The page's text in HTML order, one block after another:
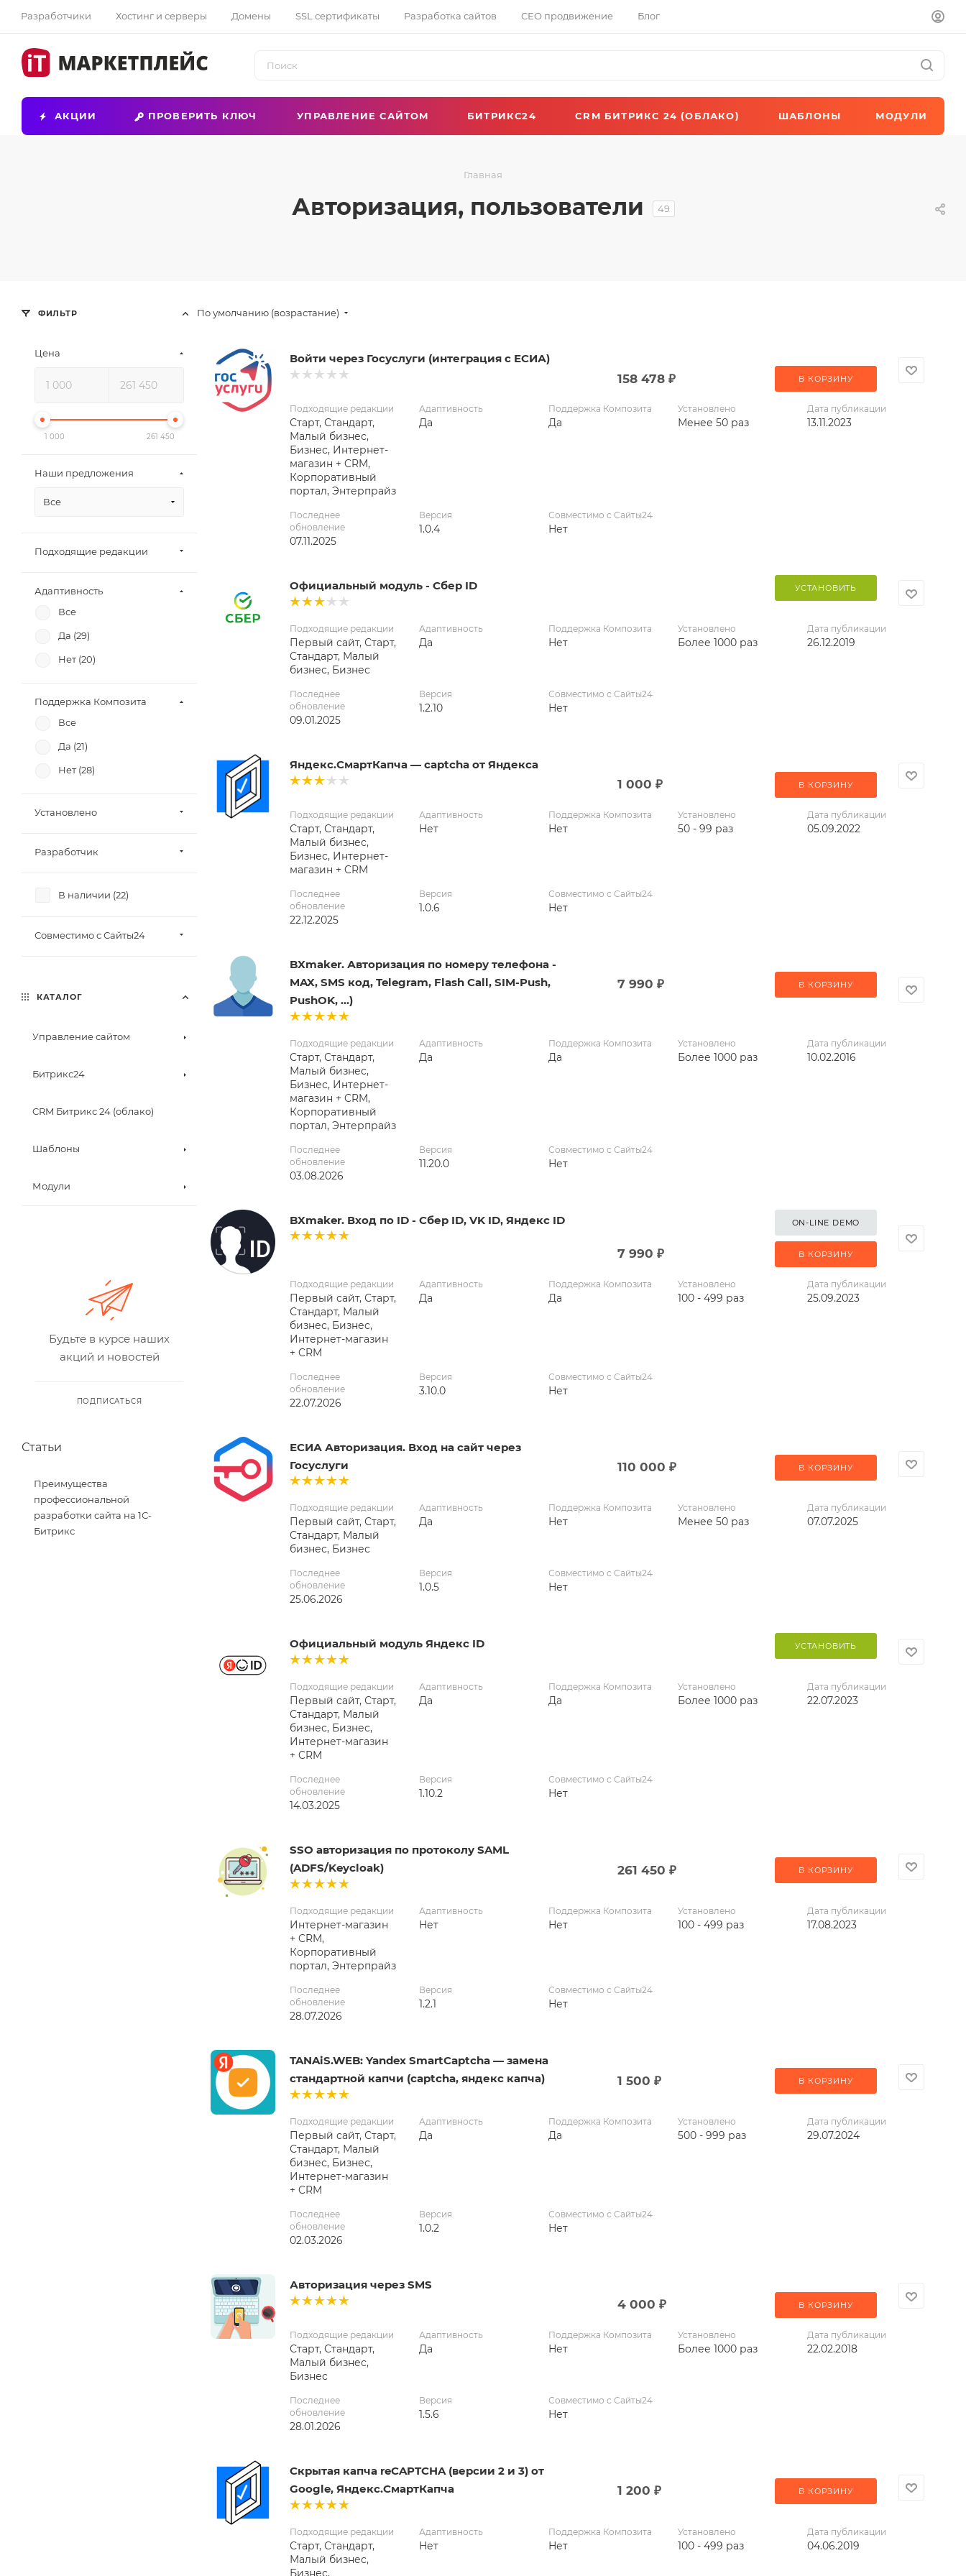
Разработчики Хостинг и серверы Домены SSL сертификаты Разработка сайтов СЕО продвижение Блог
АКЦИИ ПРОВЕРИТЬ КЛЮЧ УПРАВЛЕНИЕ САЙТОМ БИТРИКС24 CRM БИТРИКС 24 (ОБЛАКО) ШАБЛОНЫ МОДУЛИ
Главная
Авторизация, пользователи 49
По умолчанию (возрастание)
Войти через Госуслуги (интеграция с ЕСИА)
158 478 ₽ В КОРЗИНУ
Подходящие редакции
Старт, Стандарт,
Малый бизнес,
Бизнес, Интернет-
магазин + CRM,
Корпоративный
портал, Энтерпрайз
Адаптивность
Да
Поддержка Композита
Да
Установлено
Менее 50 раз
Дата публикации
13.11.2023
Последнее
обновление
07.11.2025
Версия
1.0.4
Совместимо с Сайты24
Нет
Официальный модуль - Сбер ID УСТАНОВИТЬ
Подходящие редакции
Первый сайт, Старт,
Стандарт, Малый
бизнес, Бизнес
Адаптивность
Да
Поддержка Композита
Нет
Установлено
Более 1000 раз
Дата публикации
26.12.2019
Последнее
обновление
09.01.2025
Версия
1.2.10
Совместимо с Сайты24
Нет
Яндекс.СмартКапча — captcha от Яндекса
1 000 ₽ В КОРЗИНУ
Подходящие редакции
Старт, Стандарт,
Малый бизнес,
Бизнес, Интернет-
магазин + CRM
Адаптивность
Нет
Поддержка Композита
Нет
Установлено
50 - 99 раз
Дата публикации
05.09.2022
Последнее
обновление
22.12.2025
Версия
1.0.6
Совместимо с Сайты24
Нет
BXmaker. Авторизация по номеру телефона -
MAX, SMS код, Telegram, Flash Call, SIM-Push,
PushOK, ...)
7 990 ₽ В КОРЗИНУ
Подходящие редакции
Старт, Стандарт,
Малый бизнес,
Бизнес, Интернет-
магазин + CRM,
Корпоративный
портал, Энтерпрайз
Адаптивность
Да
Поддержка Композита
Да
Установлено
Более 1000 раз
Дата публикации
10.02.2016
Последнее
обновление
03.08.2026
Версия
11.20.0
Совместимо с Сайты24
Нет
BXmaker. Вход по ID - Сбер ID, VK ID, Яндекс ID ON-LINE DEMO
7 990 ₽ В КОРЗИНУ
Подходящие редакции
Первый сайт, Старт,
Стандарт, Малый
бизнес, Бизнес,
Интернет-магазин
+ CRM
Адаптивность
Да
Поддержка Композита
Да
Установлено
100 - 499 раз
Дата публикации
25.09.2023
Последнее
обновление
22.07.2026
Версия
3.10.0
Совместимо с Сайты24
Нет
ЕСИА Авторизация. Вход на сайт через
Госуслуги
110 000 ₽ В КОРЗИНУ
Подходящие редакции
Первый сайт, Старт,
Стандарт, Малый
бизнес, Бизнес
Адаптивность
Да
Поддержка Композита
Нет
Установлено
Менее 50 раз
Дата публикации
07.07.2025
Последнее
обновление
25.06.2026
Версия
1.0.5
Совместимо с Сайты24
Нет
Официальный модуль Яндекс ID УСТАНОВИТЬ
Подходящие редакции
Первый сайт, Старт,
Стандарт, Малый
бизнес, Бизнес,
Интернет-магазин
+ CRM
Адаптивность
Да
Поддержка Композита
Да
Установлено
Более 1000 раз
Дата публикации
22.07.2023
Последнее
обновление
14.03.2025
Версия
1.10.2
Совместимо с Сайты24
Нет
SSO авторизация по протоколу SAML
(ADFS/Keycloak)
261 450 ₽ В КОРЗИНУ
Подходящие редакции
Интернет-магазин
+ CRM,
Корпоративный
портал, Энтерпрайз
Адаптивность
Нет
Поддержка Композита
Нет
Установлено
100 - 499 раз
Дата публикации
17.08.2023
Последнее
обновление
28.07.2026
Версия
1.2.1
Совместимо с Сайты24
Нет
TANAiS.WEB: Yandex SmartCaptcha — замена
стандартной капчи (captcha, яндекс капча)
1 500 ₽ В КОРЗИНУ
Подходящие редакции
Первый сайт, Старт,
Стандарт, Малый
бизнес, Бизнес,
Интернет-магазин
+ CRM
Адаптивность
Да
Поддержка Композита
Да
Установлено
500 - 999 раз
Дата публикации
29.07.2024
Последнее
обновление
02.03.2026
Версия
1.0.2
Совместимо с Сайты24
Нет
Авторизация через SMS
4 000 ₽ В КОРЗИНУ
Подходящие редакции
Старт, Стандарт,
Малый бизнес,
Бизнес
Адаптивность
Да
Поддержка Композита
Нет
Установлено
Более 1000 раз
Дата публикации
22.02.2018
Последнее
обновление
28.01.2026
Версия
1.5.6
Совместимо с Сайты24
Нет
Скрытая капча reCAPTCHA (версии 2 и 3) от
Google, Яндекс.СмартКапча
1 200 ₽ В КОРЗИНУ
Подходящие редакции
Старт, Стандарт,
Малый бизнес,
Бизнес,
Адаптивность
Нет
Поддержка Композита
Нет
Установлено
100 - 499 раз
Дата публикации
04.06.2019
ФИЛЬТР
Цена
1 000 261 450
Наши предложения
Все
Подходящие редакции
Адаптивность
Все
Да (29)
Нет (20)
Поддержка Композита
Все
Да (21)
Нет (28)
Установлено
Разработчик
В наличии (22)
Совместимо с Сайты24
КАТАЛОГ
Управление сайтом
Битрикс24
CRM Битрикс 24 (облако)
Шаблоны
Модули
Будьте в курсе наших
акций и новостей
ПОДПИСАТЬСЯ
Статьи
Преимущества
профессиональной
разработки сайта на 1С-
Битрикс